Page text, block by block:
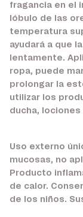
fragancia en el
lóbulo de las
temperatura
ayudará a que
lentamente.
ropa, puede
prolongar la
utilizar los
ducha,
Uso externo
mucosas, no
Producto
de calor.
de los niños.